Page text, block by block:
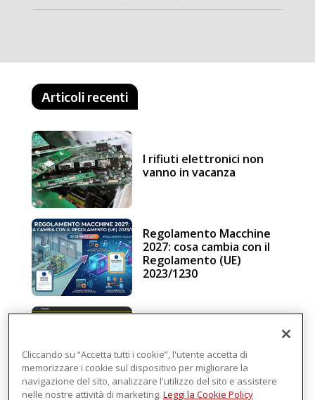
Articoli recenti
I rifiuti elettronici non
vanno in vacanza
Regolamento Macchine
2027: cosa cambia con il
Regolamento (UE)
2023/1230
intelligenza in cloud
Cliccando su “Accetta tutti i cookie”, l'utente accetta di
memorizzare i cookie sul dispositivo per migliorare la
navigazione del sito, analizzare l'utilizzo del sito e assistere
nelle nostre attività di marketing. Leggi la Cookie Policy